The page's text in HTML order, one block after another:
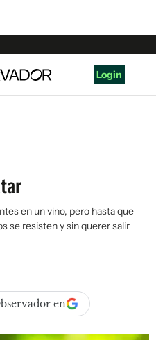
Login
en un vino, pero hasta que
se resisten y sin querer salir
en